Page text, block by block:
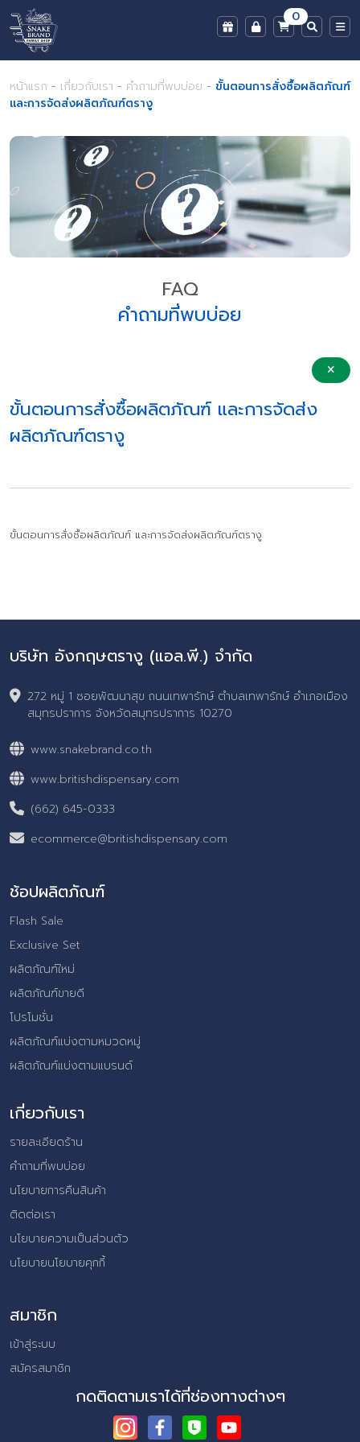
0
หน้าแรก - เกี่ยวกับเรา - คำถามที่พบบ่อย - ขั้นตอนการสั่งซื้อผลิตภัณฑ์
และการจัดส่งผลิตภัณฑ์ตรางู
FAQ
คำถามที่พบบ่อย
ขั้นตอนการสั่งซื้อผลิตภัณฑ์ และการจัดส่ง
ผลิตภัณฑ์ตรางู
ขั้นตอนการสั่งซื้อผลิตภัณฑ์ และการจัดส่งผลิตภัณฑ์ตรางู
บริษัท อังกฤษตรางู (แอล.พี.) จำกัด
272 หมู่ 1 ซอยพัฒนาสุข ถนนเทพารักษ์ ตำบลเทพารักษ์ อำเภอเมือง
สมุทรปราการ จังหวัดสมุทรปราการ 10270
www.snakebrand.co.th
www.britishdispensary.com
(662) 645-0333
ecommerce@britishdispensary.com
ช้อปผลิตภัณฑ์
Flash Sale
Exclusive Set
ผลิตภัณฑ์ใหม่
ผลิตภัณฑ์ขายดี
โปรโมชั่น
ผลิตภัณฑ์แบ่งตามหมวดหมู่
ผลิตภัณฑ์แบ่งตามแบรนด์
เกี่ยวกับเรา
รายละเอียดร้าน
คำถามที่พบบ่อย
นโยบายการคืนสินค้า
ติดต่อเรา
นโยบายความเป็นส่วนตัว
นโยบายนโยบายคุกกี้
สมาชิก
เข้าสู่ระบบ
สมัครสมาชิก
กดติดตามเราได้ที่ช่องทางต่างๆ